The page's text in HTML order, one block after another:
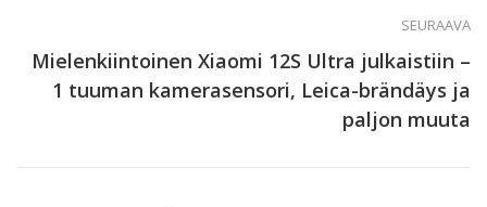
SEURAAVA
Mielenkiintoinen Xiaomi 12S Ultra julkaistiin –
1 tuuman kamerasensori, Leica-brändäys ja
paljon muuta